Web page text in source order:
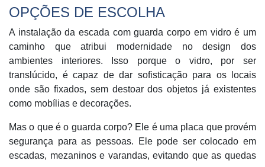
OPÇÕES DE ESCOLHA
A instalação da escada com guarda corpo em vidro é um
caminho que atribui modernidade no design dos
ambientes interiores. Isso porque o vidro, por ser
translúcido, é capaz de dar sofisticação para os locais
onde são fixados, sem destoar dos objetos já existentes
como mobílias e decorações.
Mas o que é o guarda corpo? Ele é uma placa que provém
segurança para as pessoas. Ele pode ser colocado em
escadas, mezaninos e varandas, evitando que as quedas